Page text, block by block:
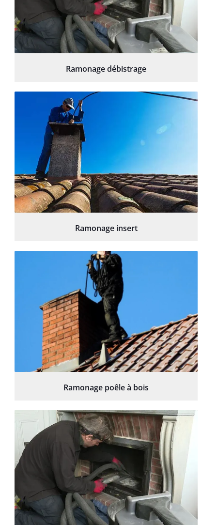
Ramonage débistrage
Ramonage insert
Ramonage poêle à bois